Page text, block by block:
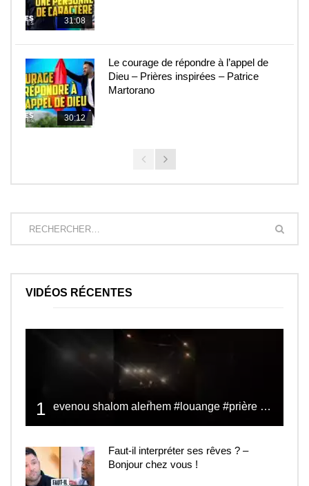
31:08
30:12
Le courage de répondre à l’appel de
Dieu – Prières inspirées – Patrice
Martorano
VIDÉOS RÉCENTES
1 evenou shalom alerhem #louange #prière #shalom
Faut-il interpréter ses rêves ? –
Bonjour chez vous !